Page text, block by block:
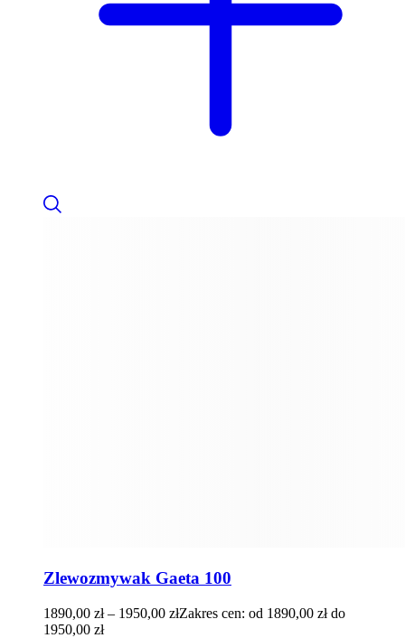
Zlewozmywak Gaeta 100
1890,00 zł – 1950,00 złZakres cen: od 1890,00 zł do
1950,00 zł